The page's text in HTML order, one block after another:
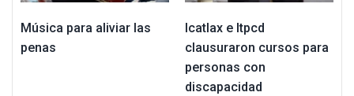
Música para aliviar las
penas
Icatlax e Itpcd
clausuraron cursos para
personas con
discapacidad